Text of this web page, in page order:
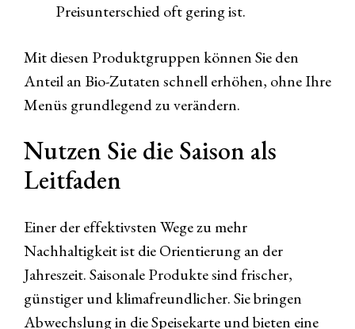
Preisunterschied oft gering ist.
Mit diesen Produktgruppen können Sie den
Anteil an Bio-Zutaten schnell erhöhen, ohne Ihre
Menüs grundlegend zu verändern.
Nutzen Sie die Saison als
Leitfaden
Einer der effektivsten Wege zu mehr
Nachhaltigkeit ist die Orientierung an der
Jahreszeit. Saisonale Produkte sind frischer,
günstiger und klimafreundlicher. Sie bringen
Abwechslung in die Speisekarte und bieten eine